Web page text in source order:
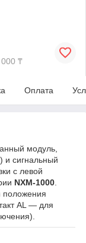
₸
Оплата
модуль,
и сигнальный
с левой
NXM-1000
положения
AL — для